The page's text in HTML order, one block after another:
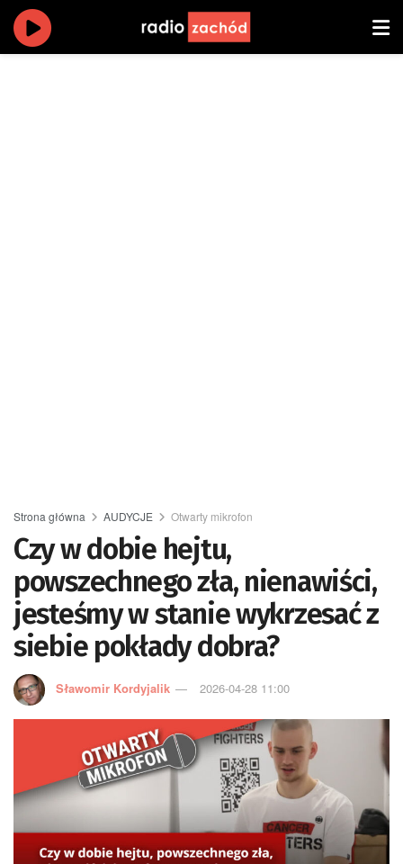
Strona główna AUDYCJE Otwarty mikrofon
Czy w dobie hejtu,
powszechnego zła, nienawiści,
jesteśmy w stanie wykrzesać z
siebie pokłady dobra?
Sławomir Kordyjalik 2026-04-28 11:00